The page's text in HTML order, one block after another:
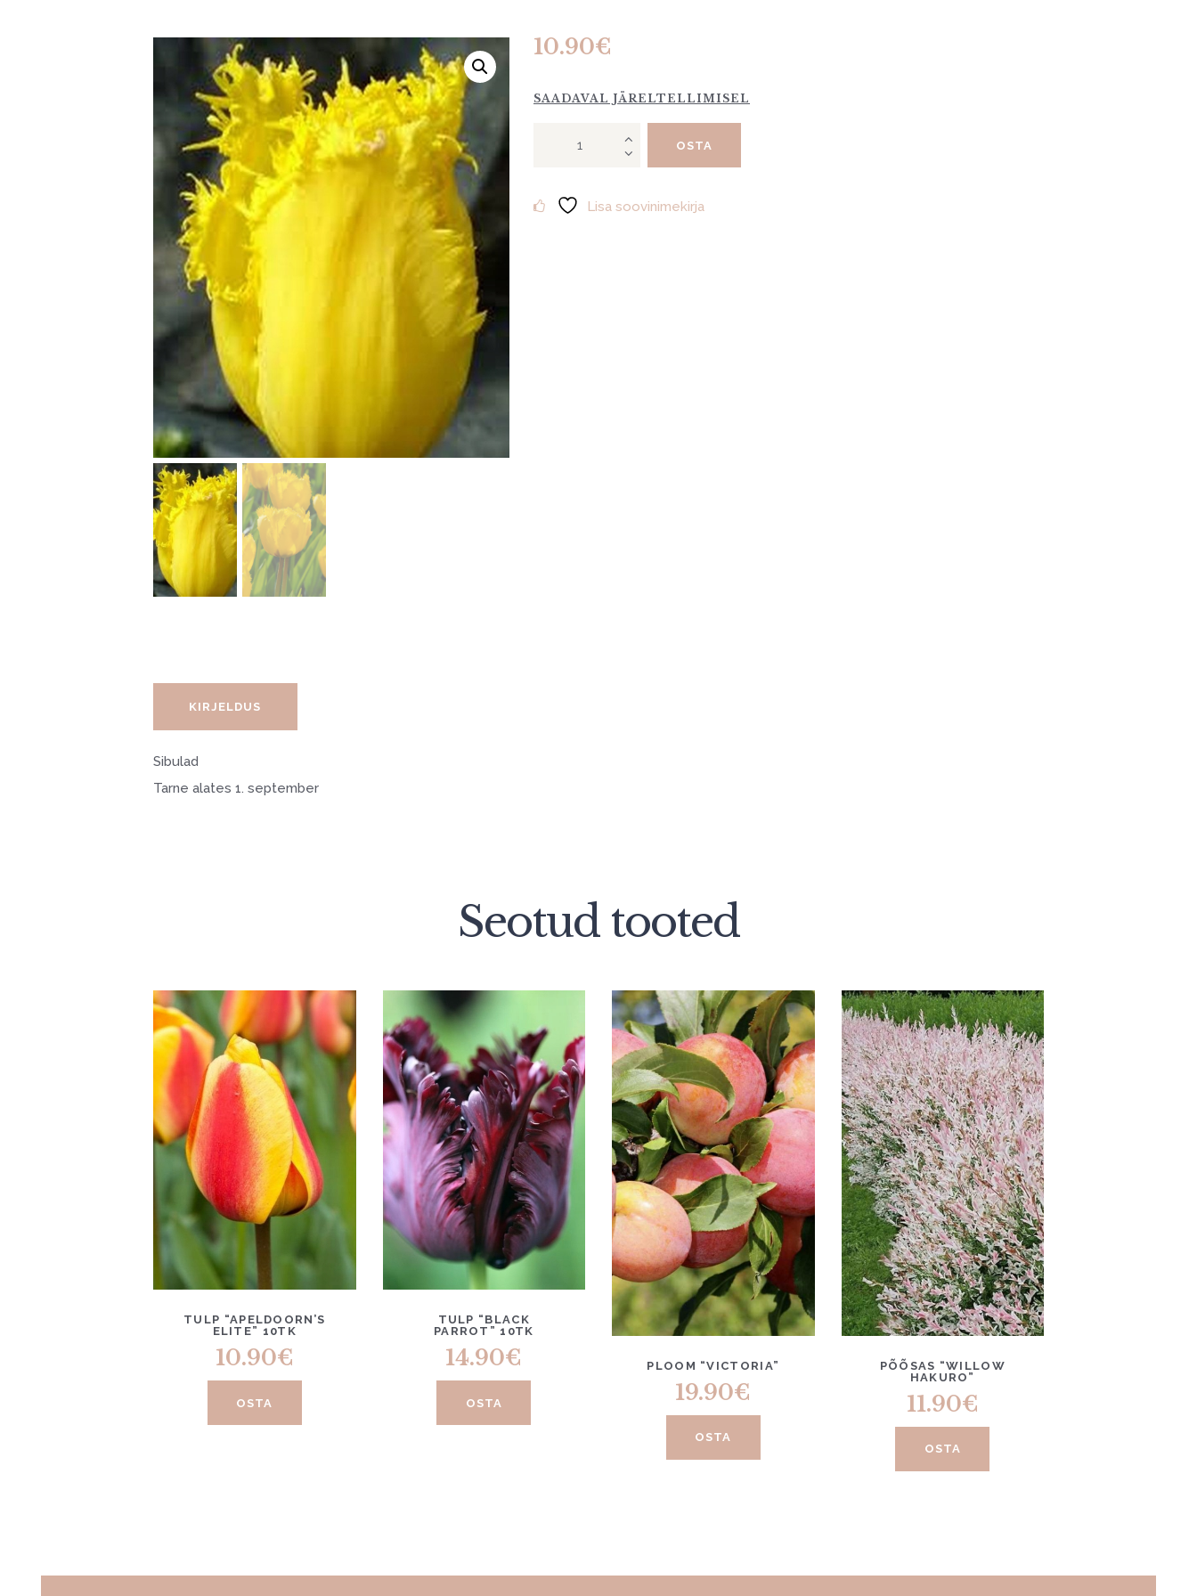
10.90€
SAADAVAL JÄRELTELLIMISEL
"Crystal
kogus
OSTA
Lisa soovinimekirja
KIRJELDUS
Sibulad
Tarne alates 1. september
Seotud tooted
TULP “APELDOORN’S
ELITE” 10TK
10.90€
OSTA
TULP “BLACK
PARROT” 10TK
14.90€
OSTA
PLOOM “VICTORIA”
19.90€
OSTA
PÕÕSAS “WILLOW
HAKURO”
11.90€
OSTA